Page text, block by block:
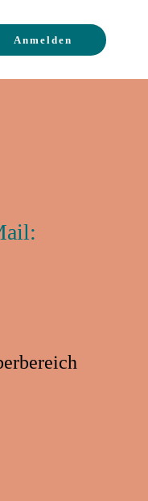
Anmelden